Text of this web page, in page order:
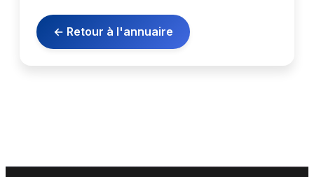
← Retour à l'annuaire